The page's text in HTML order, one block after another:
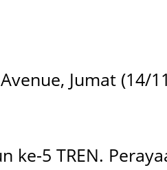
Jumat (14/
5 TREN.